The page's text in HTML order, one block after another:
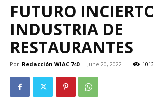
FUTURO
INDUSTRIA DE
RESTAURANTES
Por Redacción WIAC 740 - June 20, 2022